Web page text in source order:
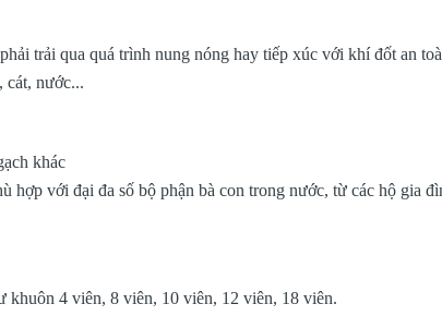
trải qua quá trình nung nóng hay tiếp xúc với khí đốt an
cát, nước...
khác
hợp với đại đa số bộ phận bà con trong nước, từ các hộ gia
4 viên, 8 viên, 10 viên, 12 viên, 18 viên.